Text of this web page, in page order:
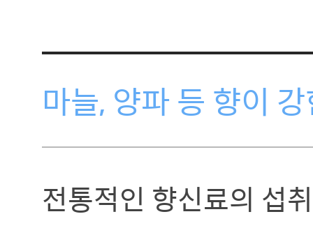
마늘, 양파 등 향이
전통적인 향신료의 섭